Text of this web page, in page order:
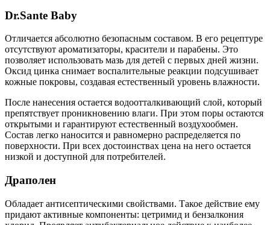
Dr.Sante Baby
Отличается абсолютно безопасным составом. В его рецептуре
отсутствуют ароматизаторы, красители и парабены. Это
позволяет использовать мазь для детей с первых дней жизни.
Оксид цинка снимает воспалительные реакции подсушивает
кожные покровы, создавая естественный уровень влажности.
После нанесения остается водоотталкивающий слой, который
препятствует проникновению влаги. При этом поры остаются
открытыми и гарантируют естественный воздухообмен.
Состав легко наносится и равномерно распределяется по
поверхности. При всех достоинствах цена на него остается
низкой и доступной для потребителей.
Драполен
Обладает антисептическими свойствами. Такое действие ему
придают активные компоненты: цетримид и бензалкония